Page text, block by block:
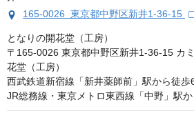
165-0026 東京都中野区新井1-36-15
となりの開花堂（工房）
〒165-0026 東京都中野区新井1-36-15 カ
花堂（工房）
西武鉄道新宿線「新井薬師前」駅から徒歩
JR総務線・東京メトロ東西線「中野」駅